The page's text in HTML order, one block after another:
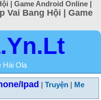
| Game Android Online |
Vai Bang Hội | Game
Hài Ola
Ipad Truyện
Me